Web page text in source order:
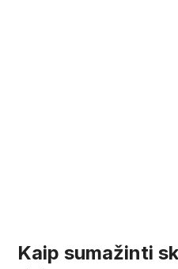
Kaip sumažinti